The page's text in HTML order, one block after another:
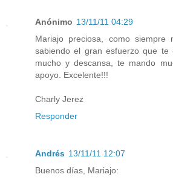
Anónimo 13/11/11 04:29
Mariajo preciosa, como siempre
sabiendo el gran esfuerzo que te
mucho y descansa, te mando
apoyo. Excelente!!!
Charly Jerez
Responder
Andrés 13/11/11 12:07
Buenos días, Mariajo: